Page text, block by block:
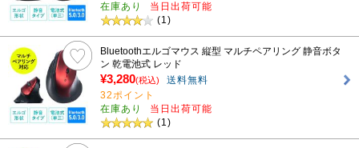
在庫あり
当日出荷可能
(1)
Bluetoothエルゴマウス 縦型 マルチペアリング 静音ボタ
ン 乾電池式 レッド
¥3,280(税込)
送料無料
32ポイント
在庫あり
当日出荷可能
(1)